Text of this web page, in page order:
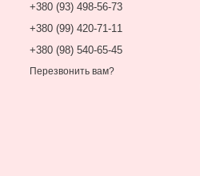
+380 (93) 498-56-73
+380 (99) 420-71-11
+380 (98) 540-65-45
Перезвонить вам?